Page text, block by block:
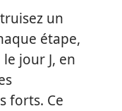
un
étape,
jour J, en
forts. Ce